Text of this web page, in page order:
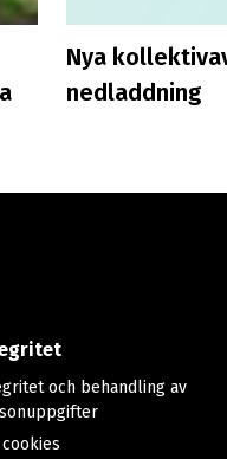
Nya
nedladdning
och behandling av